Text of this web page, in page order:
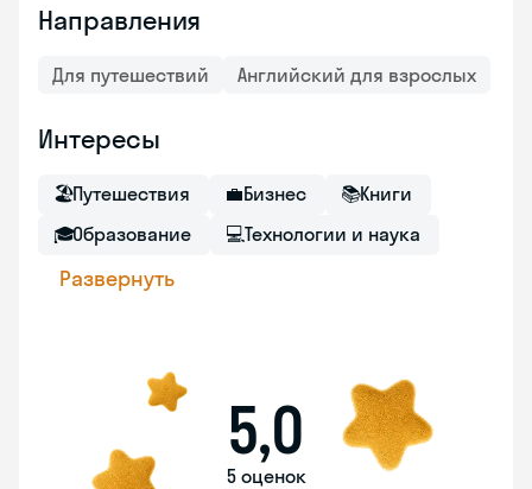
Направления
Для путешествий Английский для взрослых
Интересы
🏖Путешествия 💼Бизнес 📚Книги
🎓Образование 💻Технологии и наука
Развернуть
5,0
5 оценок